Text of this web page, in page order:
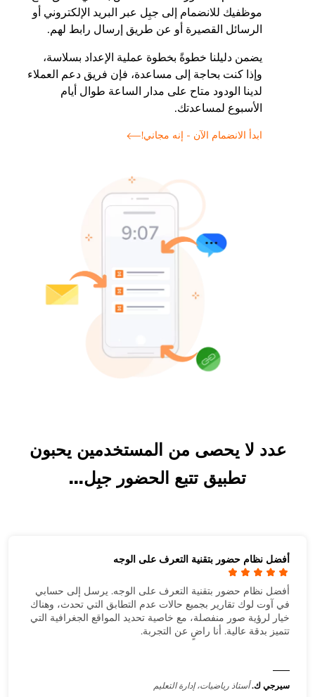
موظفيك للانضمام إلى جبِل عبر البريد الإلكتروني أو
الرسائل القصيرة أو عن طريق إرسال رابط لهم.
يضمن دليلنا خطوةً بخطوة عملية الإعداد بسلاسة،
وإذا كنت بحاجة إلى مساعدة، فإن فريق دعم العملاء
لدينا الودود متاح على مدار الساعة طوال أيام
الأسبوع لمساعدتك.
ابدأ الانضمام الآن - إنه مجاني!
عدد لا يحصى من المستخدمين يحبون
تطبيق تتبع الحضور جبِل...
أفضل نظام حضور بتقنية التعرف على الوجه
أفضل نظام حضور بتقنية التعرف على الوجه. يرسل إلى حسابي
في آوت لوك تقارير بجميع حالات عدم التطابق التي تحدث، وهناك
خيار لرؤية صور منفصلة، مع خاصية تحديد المواقع الجغرافية التي
تتميز بدقة عالية. أنا راضٍ عن التجربة.
سيرجي ك.أستاذ رياضيات، إدارة التعليم